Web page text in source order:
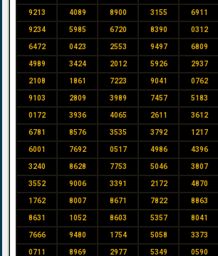
9213 4089 8900 3155 6911
9234 5985 6720 8390 0312
6472 0423 2553 9497 6809
4989 3424 2012 5926 2937
2108 1861 7223 9041 0762
9103 2809 3989 7457 5183
0172 3936 4065 2611 3612
6781 8576 3535 3792 1217
6001 7692 0517 4986 4396
3240 8628 7753 5046 3807
3552 9006 3391 2172 4870
1762 8007 8671 7822 8863
8631 1052 8603 5357 8041
7666 9480 1754 5058 3373
0711 8969 2977 5349 0590